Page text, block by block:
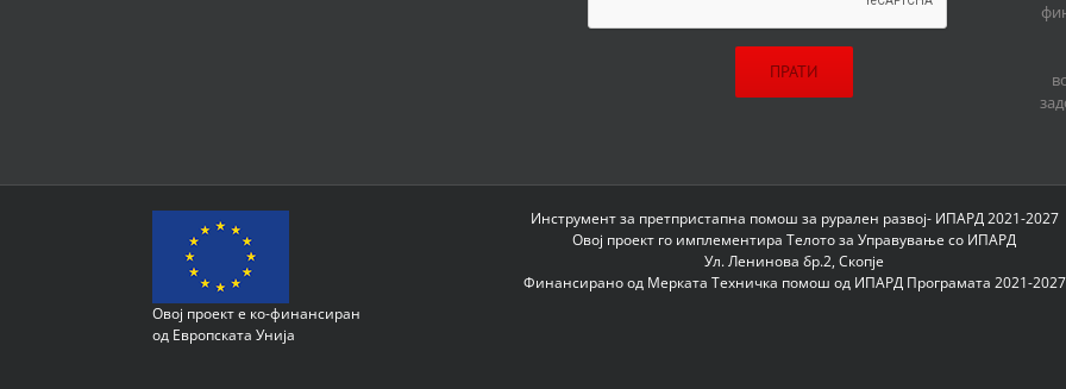
Овој проект е ко-финансиран
од Европската Унија
Инструмент за претпристапна помош за рурален развој- ИПАРД 2021-2027
Овој проект го имплементира Телото за Управување со ИПАРД
Ул. Ленинова бр.2, Скопје
Финансирано од Мерката Техничка помош од ИПАРД Програмата 2021-2027